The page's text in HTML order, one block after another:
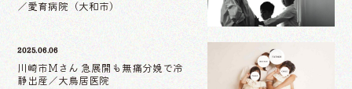
／愛育病院（大和市）
2025.06.06
川崎市Mさん 急展開も無痛分娩で冷
静出産／大鳥居医院